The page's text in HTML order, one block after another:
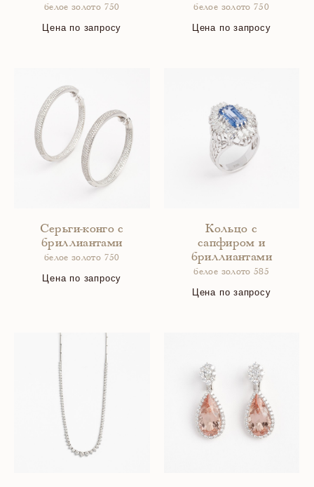
белое золото 750
Цена по запросу
белое золото 750
Цена по запросу
Серьги-конго с
бриллиантами
белое золото 750
Цена по запросу
Кольцо с
сапфиром и
бриллиантами
белое золото 585
Цена по запросу